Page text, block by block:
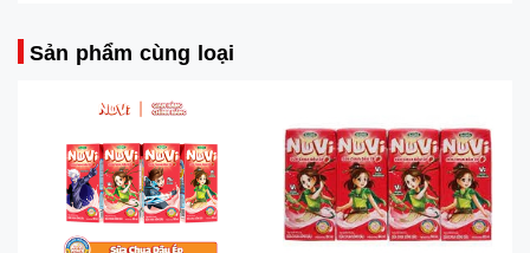
Sản phẩm cùng loại